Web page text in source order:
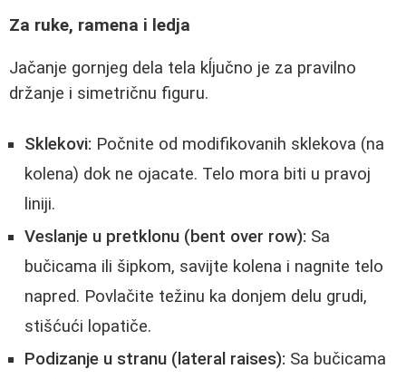
Za ruke, ramena i ledja
Jačanje gornjeg dela tela kĺjučno je za pravilno
držanje i simetričnu figuru.
Sklekovi: Počnite od modifikovanih sklekova (na
kolena) dok ne ojacate. Telo mora biti u pravoj
liniji.
Veslanje u pretklonu (bent over row): Sa
bučicama ili šipkom, savijte kolena i nagnite telo
napred. Povlačite težinu ka donjem delu grudi,
stišćući lopatiče.
Podizanje u stranu (lateral raises): Sa bučicama